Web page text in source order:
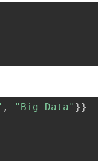
, "Big Data" }}